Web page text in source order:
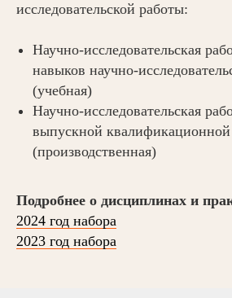
исследовательской работы:
Научно-исследовательская
навыков научно-
(учебная)
Научно-исследовательская
выпускной
(производственная)
Подробнее о дисциплинах и
2024 год набора
2023 год набора